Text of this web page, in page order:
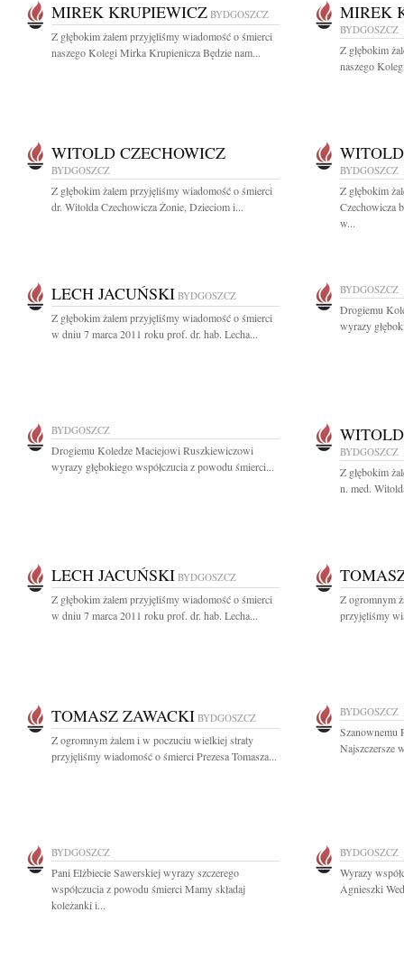
MIREK KRUPIEWICZ BYDGOSZCZ
Z głębokim żalem przyjęliśmy wiadomość o śmierci
naszego Kolegi Mirka Krupienicza Będzie nam...
MIREK
BYDGOSZCZ
Z głębokim
naszego
WITOLD CZECHOWICZ
BYDGOSZCZ
Z głębokim żalem przyjęliśmy wiadomość o śmierci
dr. Witolda Czechowicza Żonie, Dzieciom i...
BYDGOSZCZ
Z głębokim
Czechowicza
w...
LECH JACUŃSKI BYDGOSZCZ
Z głębokim żalem przyjęliśmy wiadomość o śmierci
w dniu 7 marca 2011 roku prof. dr. hab. Lecha...
BYDGOSZCZ
Drogiemu
wyrazy
BYDGOSZCZ
Drogiemu Koledze Maciejowi Ruszkiewiczowi
wyrazy głębokiego współczucia z powodu śmierci...
BYDGOSZCZ
Z głębokim
n. med.
LECH JACUŃSKI BYDGOSZCZ
Z głębokim żalem przyjęliśmy wiadomość o śmierci
w dniu 7 marca 2011 roku prof. dr. hab. Lecha...
Z ogromnym
przyjęliśmy
TOMASZ ZAWACKI BYDGOSZCZ
Z ogromnym żalem i w poczuciu wielkiej straty
przyjęliśmy wiadomość o śmierci Prezesa Tomasza...
BYDGOSZCZ
Szanownemu
Najszczersze
BYDGOSZCZ
Pani Elżbiecie Sawerskiej wyrazy szczerego
współczucia z powodu śmierci Mamy składaj
koleżanki i...
BYDGOSZCZ
Wyrazy
Agnieszki